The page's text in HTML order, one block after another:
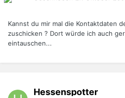
Kannst du mir mal die Kontaktdaten
zuschicken ? Dort würde ich auch
eintauschen...
Hessenspotter